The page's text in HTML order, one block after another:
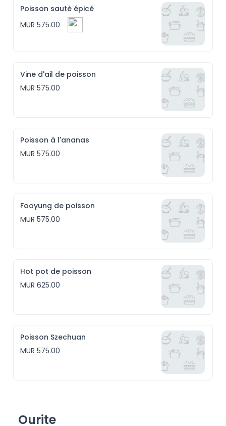
Poisson sautè épicé
MUR 575.00
Vine d'ail de poisson
MUR 575.00
Poisson à l'ananas
MUR 575.00
Fooyung de poisson
MUR 575.00
Hot pot de poisson
MUR 625.00
Poisson Szechuan
MUR 575.00
Ourite